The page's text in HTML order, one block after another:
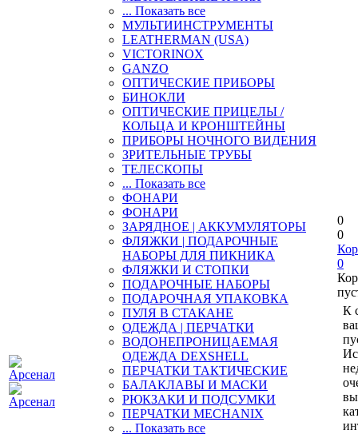
... Показать все
МУЛЬТИИНСТРУМЕНТЫ
LEATHERMAN (USA)
VICTORINOX
GANZO
ОПТИЧЕСКИЕ ПРИБОРЫ
БИНОКЛИ
ОПТИЧЕСКИЕ ПРИЦЕЛЫ /
КОЛЬЦА И КРОНШТЕЙНЫ
ПРИБОРЫ НОЧНОГО ВИДЕНИЯ
ЗРИТЕЛЬНЫЕ ТРУБЫ
ТЕЛЕСКОПЫ
... Показать все
ФОНАРИ
ФОНАРИ
ЗАРЯДНОЕ | АККУМУЛЯТОРЫ
ФЛЯЖКИ | ПОДАРОЧНЫЕ
НАБОРЫ ДЛЯ ПИКНИКА
ФЛЯЖКИ И СТОПКИ
ПОДАРОЧНЫЕ НАБОРЫ
ПОДАРОЧНАЯ УПАКОВКА
ПУЛЯ В СТАКАНЕ
ОДЕЖДА | ПЕРЧАТКИ
ВОДОНЕПРОНИЦАЕМАЯ
ОДЕЖДА DEXSHELL
ПЕРЧАТКИ ТАКТИЧЕСКИЕ
БАЛАКЛАВЫ И МАСКИ
РЮКЗАКИ И ПОДСУМКИ
ПЕРЧАТКИ MECHANIX
... Показать все
0
0
0
К